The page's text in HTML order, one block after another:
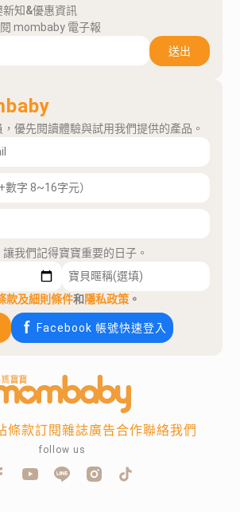
知&優惠資訊
mombaby 電子報
送出
優先閱讀體驗與試用我們提供的產品。
我們記得寶寶重要的日子。
款及細則條件和隱私政策 。
Facebook 帳號快速登入
條款訂閱雜誌廣告合作聯絡我們
follow us